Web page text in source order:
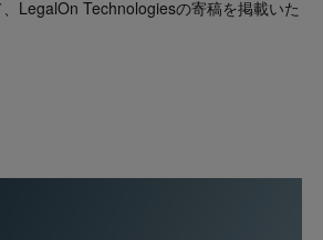
、LegalOn Technologiesの寄稿を掲載いた